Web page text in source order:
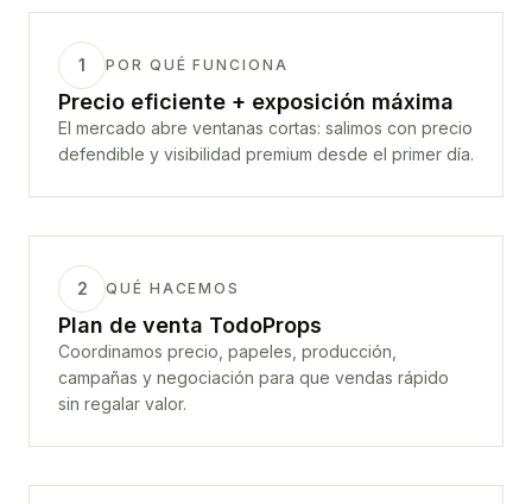
1 POR QUÉ FUNCIONA
Precio eficiente + exposición máxima
El mercado abre ventanas cortas: salimos con precio
defendible y visibilidad premium desde el primer día.
2 QUÉ HACEMOS
Plan de venta TodoProps
Coordinamos precio, papeles, producción,
campañas y negociación para que vendas rápido
sin regalar valor.